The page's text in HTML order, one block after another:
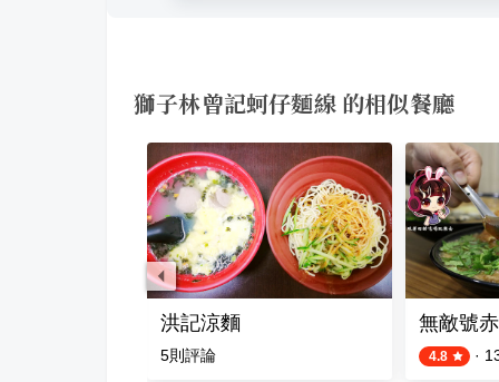
獅子林曾記蚵仔麵線 的相似餐廳
洪記涼麵
5則評論
無敵號
4.8 ·